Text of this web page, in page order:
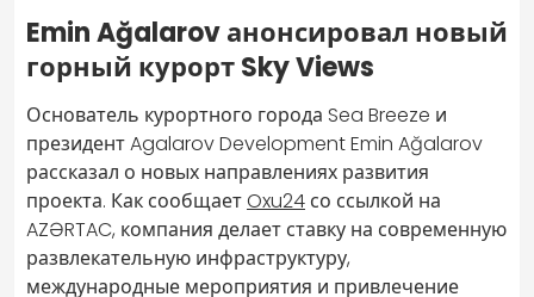
Emin Ağalarov анонсировал новый
горный курорт Sky Views
Основатель курортного города Sea Breeze и
президент Agalarov Development Emin Ağalarov
рассказал о новых направлениях развития
проекта. Как сообщаетOxu24 со ссылкой на
AZƏRTAC, компания делает ставку на современную
развлекательную инфраструктуру,
международные мероприятия и привлечение